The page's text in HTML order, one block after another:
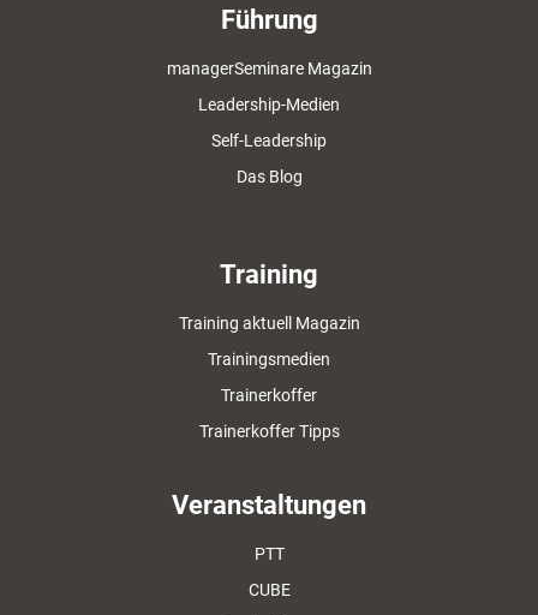
Führung
managerSeminare Magazin
Leadership-Medien
Self-Leadership
Das Blog
Training
Training aktuell Magazin
Trainingsmedien
Trainerkoffer
Trainerkoffer Tipps
Veranstaltungen
PTT
CUBE